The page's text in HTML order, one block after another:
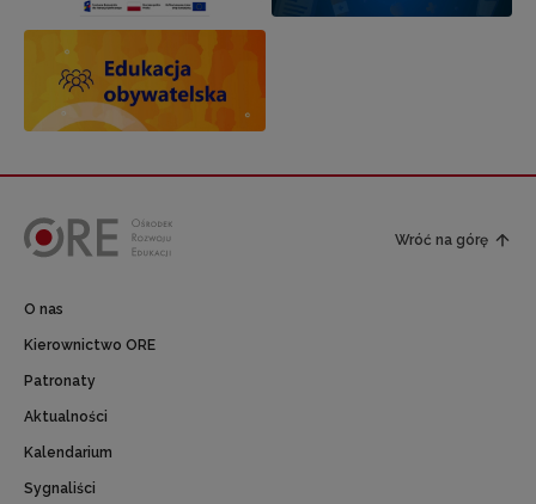
Wróć na górę
O nas
Kierownictwo ORE
Patronaty
Aktualności
Kalendarium
Sygnaliści